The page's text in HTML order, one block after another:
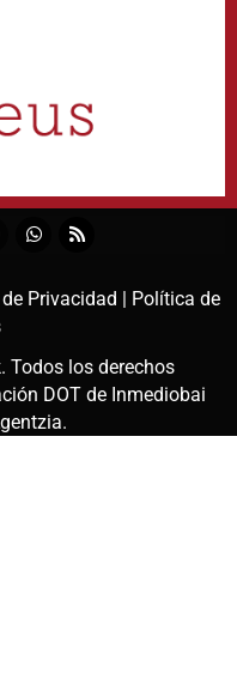
Privacidad | Política de
. Todos los derechos
DOT de Inmediobai
.